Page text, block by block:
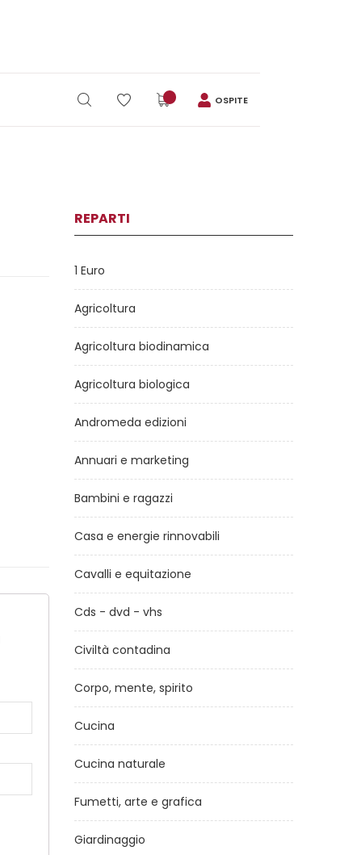
OSPITE
REPARTI
1 Euro
Agricoltura
Agricoltura biodinamica
Agricoltura biologica
Andromeda edizioni
Annuari e marketing
Bambini e ragazzi
Casa e energie rinnovabili
Cavalli e equitazione
Cds - dvd - vhs
Civiltà contadina
Corpo, mente, spirito
Cucina
Cucina naturale
Fumetti, arte e grafica
Giardinaggio